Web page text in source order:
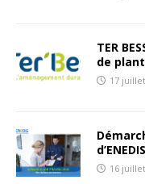
TER
de
17
d’ENEDIS
16